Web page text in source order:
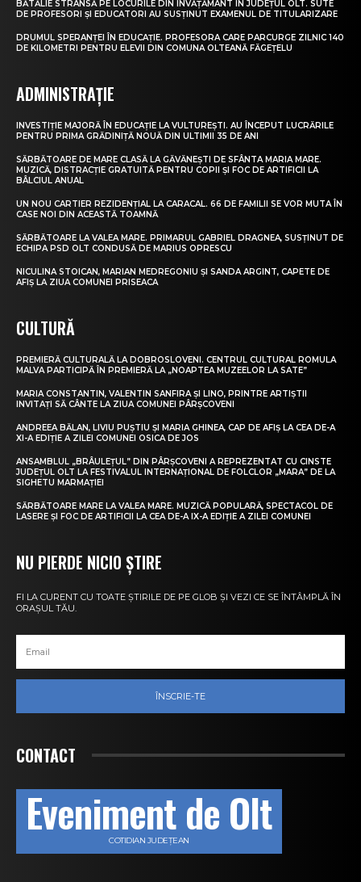
BĂTĂLIE STRÂNSĂ PE LOCURILE DIN ÎNVĂȚĂMÂNT ÎN JUDEȚUL OLT. SUTE
DE PROFESORI ȘI EDUCATORI AU SUSȚINUT EXAMENUL DE TITULARIZARE
DRUMUL SPERANȚEI ÎN EDUCAȚIE. PROFESORA CARE PARCURGE ZILNIC 140
DE KILOMETRI PENTRU ELEVII DIN COMUNA OLTEANĂ FĂGEȚELU
ADMINISTRAȚIE
INVESTIȚIE MAJORĂ ÎN EDUCAȚIE LA VULTUREȘTI. AU ÎNCEPUT LUCRĂRILE
PENTRU PRIMA GRĂDINIȚĂ NOUĂ DIN ULTIMII 35 DE ANI
SĂRBĂTOARE DE MARE CLASĂ LA GĂVĂNEȘTI DE SFÂNTA MARIA MARE.
MUZICĂ, DISTRACȚIE GRATUITĂ PENTRU COPII ȘI FOC DE ARTIFICII LA
BÂLCIUL ANUAL
UN NOU CARTIER REZIDENȚIAL LA CARACAL. 66 DE FAMILII SE VOR MUTA ÎN
CASE NOI DIN ACEASTĂ TOAMNĂ
SĂRBĂTOARE LA VALEA MARE. PRIMARUL GABRIEL DRAGNEA, SUSȚINUT DE
ECHIPA PSD OLT CONDUSĂ DE MARIUS OPRESCU
NICULINA STOICAN, MARIAN MEDREGONIU ȘI SANDA ARGINT, CAPETE DE
AFIȘ LA ZIUA COMUNEI PRISEACA
CULTURĂ
PREMIERĂ CULTURALĂ LA DOBROSLOVENI. CENTRUL CULTURAL ROMULA
MALVA PARTICIPĂ ÎN PREMIERĂ LA „NOAPTEA MUZEELOR LA SATE”
MARIA CONSTANTIN, VALENTIN SANFIRA ȘI LINO, PRINTRE ARTIȘTII
INVITAȚI SĂ CÂNTE LA ZIUA COMUNEI PÂRȘCOVENI
ANDREEA BĂLAN, LIVIU PUȘTIU ȘI MARIA GHINEA, CAP DE AFIȘ LA CEA DE-A
XI-A EDIȚIE A ZILEI COMUNEI OSICA DE JOS
ANSAMBLUL „BRÂULEȚUL” DIN PÂRȘCOVENI A REPREZENTAT CU CINSTE
JUDEȚUL OLT LA FESTIVALUL INTERNAȚIONAL DE FOLCLOR „MARA” DE LA
SIGHETU MARMAȚIEI
SĂRBĂTOARE MARE LA VALEA MARE. MUZICĂ POPULARĂ, SPECTACOL DE
LASERE ȘI FOC DE ARTIFICII LA CEA DE-A IX-A EDIȚIE A ZILEI COMUNEI
NU PIERDE NICIO ȘTIRE
FI LA CURENT CU TOATE ȘTIRILE DE PE GLOB ȘI VEZI CE SE ÎNTÂMPLĂ ÎN
ORAȘUL TĂU.
ÎNSCRIE-TE
CONTACT
Eveniment de Olt
COTIDIAN JUDEȚEAN